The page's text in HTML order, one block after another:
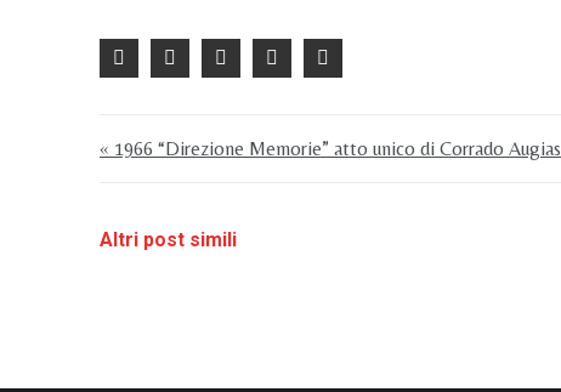
« 1966 “Direzione Memorie” atto unico di Corrado Augias
Altri post simili